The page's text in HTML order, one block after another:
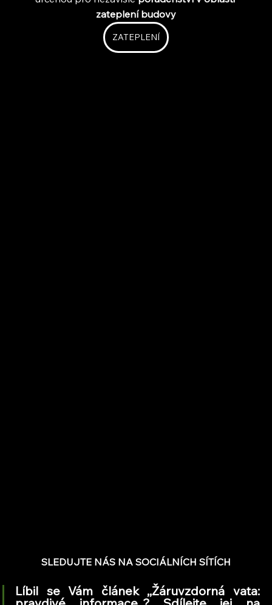
zateplení budovy
ZATEPLENÍ
SLEDUJTE NÁS NA SOCIÁLNÍCH SÍTÍCH
Líbil se Vám článek ,,Žáruvzdorná vata: